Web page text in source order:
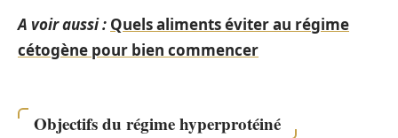
A voir aussi : Quels aliments éviter au régime
cétogène pour bien commencer
Objectifs du régime hyperprotéiné